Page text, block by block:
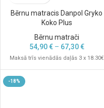
Bērnu matracis Danpol Gryko
Koko Plus
Bērnu matrači
54,90€ – 67,30€
Maksā trīs vienādās daļās 3 x 18.30€
-18%